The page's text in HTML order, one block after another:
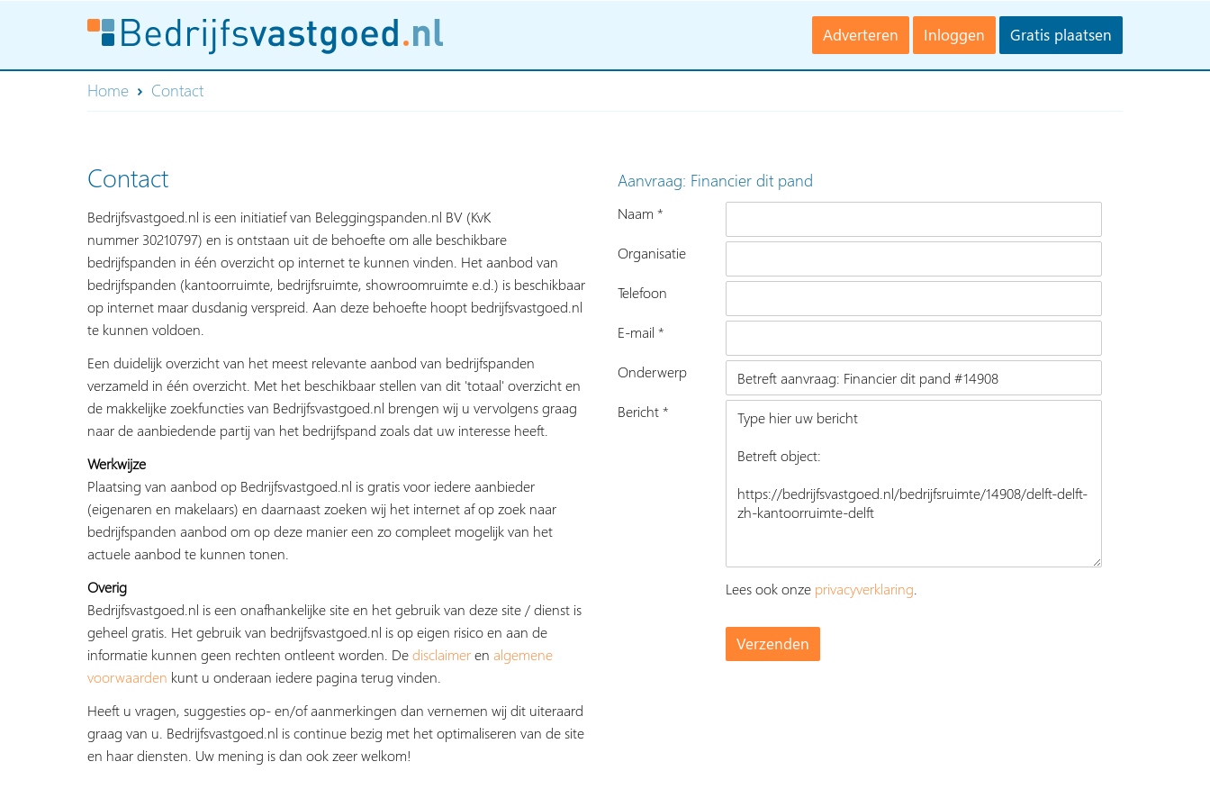
Adverteren Inloggen Gratis plaatsen
Home Contact
Contact
Bedrijfsvastgoed.nl is een initiatief van Beleggingspanden.nl BV (KvK
nummer 30210797) en is ontstaan uit de behoefte om alle beschikbare
bedrijfspanden in één overzicht op internet te kunnen vinden. Het aanbod van
bedrijfspanden (kantoorruimte, bedrijfsruimte, showroomruimte e.d.) is beschikbaar
op internet maar dusdanig verspreid. Aan deze behoefte hoopt bedrijfsvastgoed.nl
te kunnen voldoen.
Een duidelijk overzicht van het meest relevante aanbod van bedrijfspanden
verzameld in één overzicht. Met het beschikbaar stellen van dit 'totaal' overzicht en
de makkelijke zoekfuncties van Bedrijfsvastgoed.nl brengen wij u vervolgens graag
naar de aanbiedende partij van het bedrijfspand zoals dat uw interesse heeft.
Werkwijze
Plaatsing van aanbod op Bedrijfsvastgoed.nl is gratis voor iedere aanbieder
(eigenaren en makelaars) en daarnaast zoeken wij het internet af op zoek naar
bedrijfspanden aanbod om op deze manier een zo compleet mogelijk van het
actuele aanbod te kunnen tonen.
Overig
Bedrijfsvastgoed.nl is een onafhankelijke site en het gebruik van deze site / dienst is
geheel gratis. Het gebruik van bedrijfsvastgoed.nl is op eigen risico en aan de
informatie kunnen geen rechten ontleent worden. Dedisclaimeren algemene
voorwaarden kunt u onderaan iedere pagina terug vinden.
Heeft u vragen, suggesties op- en/of aanmerkingen dan vernemen wij dit uiteraard
graag van u. Bedrijfsvastgoed.nl is continue bezig met het optimaliseren van de site
en haar diensten. Uw mening is dan ook zeer welkom!
Aanvraag: Financier dit pand
Naam *
Organisatie
Telefoon
E-mail *
Onderwerp
Bericht *
Lees ook onze privacyverklaring